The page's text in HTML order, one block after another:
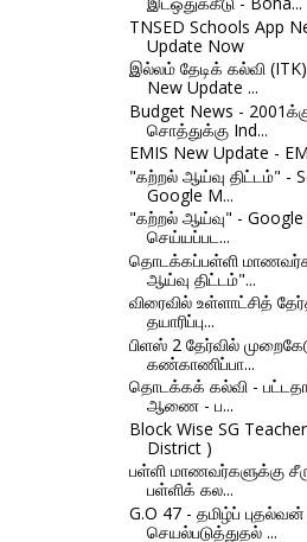
TNSED Schools App
Update Now
இல்லம் தேடிக் கல்வி
New Update ...
Budget News -
சொத்துக்கு Ind...
EMIS New Update -
"கற்றல் ஆய்வு திட்டம்" -
Google M...
"கற்றல் ஆய்வு" -
செய்யப்பட...
தொடக்கப்பள்ளி
ஆய்வு திட்டம்"...
விரைவில் உள்ளாட்சித்
தயாரிப்பு...
பிளஸ் 2 தேர்வில்
கண்காணிப்பா...
தொடக்கக் கல்வி -
ஆணை - ப...
Block Wise SG
District )
பள்ளி மாணவர்களுக்கு
பள்ளிக் கல...
G.O 47 - தமிழ்ப்
செயல்படுத்துதல் ...